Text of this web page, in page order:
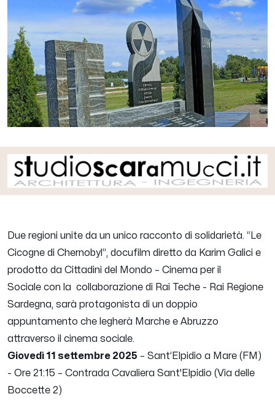
Due regioni unite da un unico racconto di solidarietà. “Le
Cicogne di Chernobyl”, docufilm diretto da Karim Galici e
prodotto da Cittadini del Mondo – Cinema per il
Sociale con la collaborazione di Rai Teche - Rai Regione
Sardegna, sarà protagonista di un doppio
appuntamento che legherà Marche e Abruzzo
attraverso il cinema sociale.
Giovedì 11 settembre 2025 – Sant’Elpidio a Mare (FM)
- Ore 21:15 – Contrada Cavaliera Sant'Elpidio (Via delle
Boccette 2)